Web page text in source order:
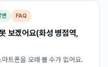
FAQ
보겠어요(화성 병점역,
트폰을 오래 볼 수가 없어요.